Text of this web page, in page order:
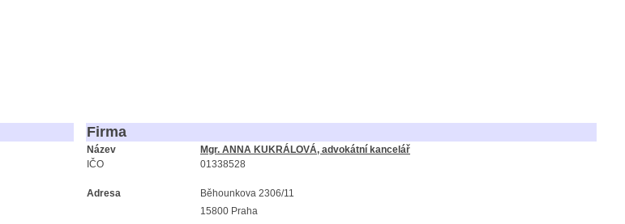
Firma
Název
Mgr. ANNA KUKRÁLOVÁ, advokátní kancelář
IČO
01338528
Adresa
Běhounkova 2306/11
15800 Praha